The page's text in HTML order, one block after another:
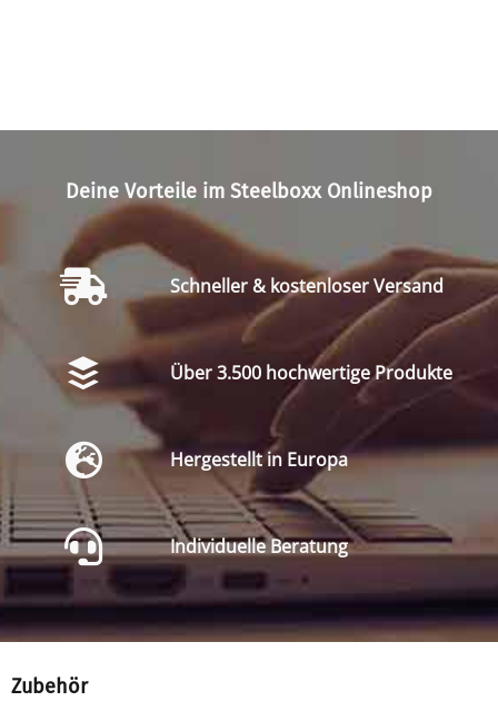
Deine Vorteile im Steelboxx Onlineshop
Schneller & kostenloser Versand
Über 3.500 hochwertige Produkte
Hergestellt in Europa
Individuelle Beratung
Zubehör